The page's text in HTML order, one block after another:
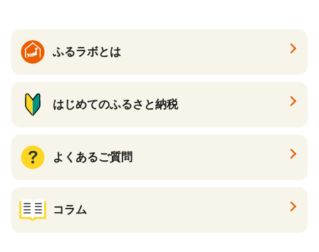
ふるラボとは
はじめてのふるさと納税
よくあるご質問
コラム